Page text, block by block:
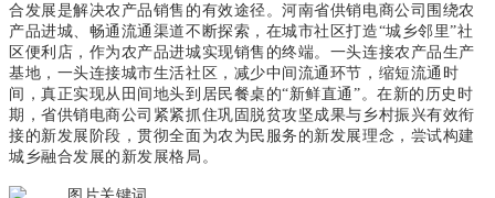
合发展是解决农产品销售的有效途径。河南省供销电商公司围绕农
产品进城、畅通流通渠道不断探索，在城市社区打造“城乡邻里”社
区便利店，作为农产品进城实现销售的终端。一头连接农产品生产
基地，一头连接城市生活社区，减少中间流通环节，缩短流通时
间，真正实现从田间地头到居民餐桌的“新鲜直通”。在新的历史时
期，省供销电商公司紧紧抓住巩固脱贫攻坚成果与乡村振兴有效衔
接的新发展阶段，贯彻全面为农为民服务的新发展理念，尝试构建
城乡融合发展的新发展格局。